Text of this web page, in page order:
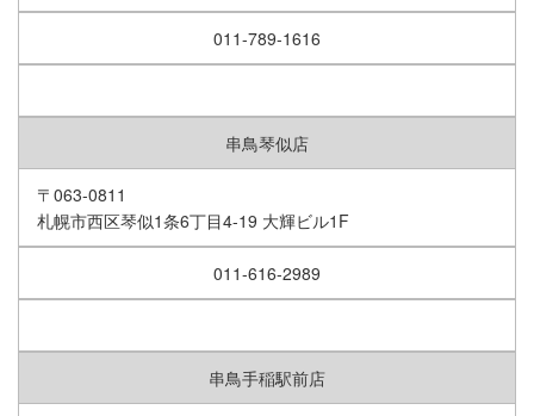
011-789-1616
串鳥琴似店
〒063-0811
札幌市西区琴似1条6丁目4-19 大輝ビル1F
011-616-2989
串鳥手稲駅前店